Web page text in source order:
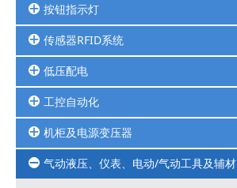
按钮指示灯
按钮
三色灯
选择开关
指示灯
传感器RFID系统
安全光幕扫描器
编码器计数器
光电光纤接近限位压力传感器
位移传感器及RFID系统
低压配电
继电器
接触器
框架断路器
马达保护
热继
工控自动化
HMI人机界面
PLC可编程控制器
变频器及变频配套周边品
机柜及电源变压器
UPS不间断电源/开关电源
气动液压、仪表、电动/气动工具及辅材